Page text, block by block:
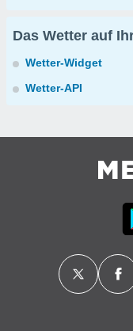
Das Wetter auf
Wetter-Widget
Wetter-API